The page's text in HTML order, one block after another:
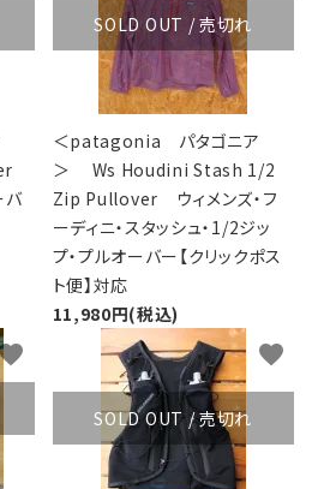
バ
SOLD OUT / 売切れ
＜patagonia パタゴニア
＞ Ws Houdini Stash 1/2
Zip Pullover ウィメンズ・フ
ーディニ・スタッシュ・1/2ジッ
プ・プルオーバー【クリックポス
ト便】対応
11,980円(税込)
SOLD OUT / 売切れ
favorite